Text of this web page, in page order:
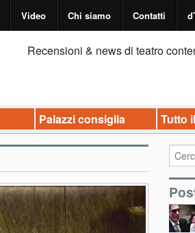
Video Chi siamo Contatti
Recensioni & news di teatro
Palazzi consiglia Tutto